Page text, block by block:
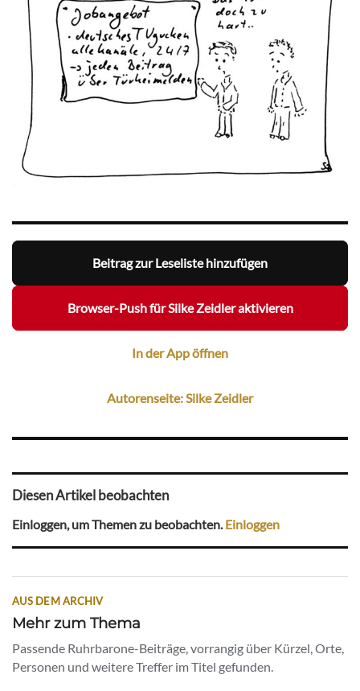
Beitrag zur Leseliste hinzufügen
Browser-Push für Silke Zeidler aktivieren
In der App öffnen
Autorenseite: Silke Zeidler
Diesen Artikel beobachten
Einloggen, um Themen zu beobachten.Einloggen
AUS DEM ARCHIV
Mehr zum Thema
Passende Ruhrbarone-Beiträge, vorrangig über Kürzel, Orte,
Personen und weitere Treffer im Titel gefunden.